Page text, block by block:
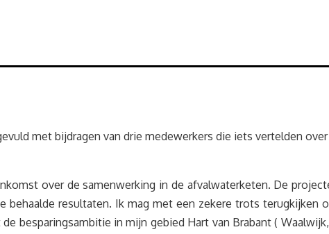
met bijdragen van drie medewerkers die iets vertelden
over de samenwerking in de afvalwaterketen. De
resultaten. Ik mag met een zekere trots terugkijken
besparingsambitie in mijn gebied Hart van Brabant (